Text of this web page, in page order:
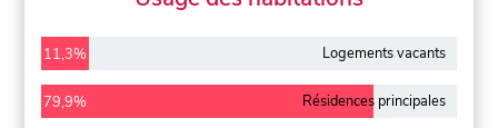
11,3% Logements vacants
79,9% Résidences principales